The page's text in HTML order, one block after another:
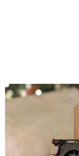
Compartir